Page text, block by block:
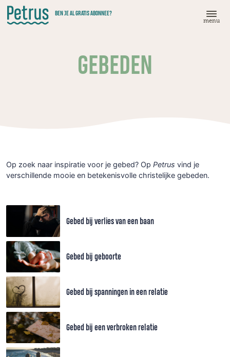
Doorgaan
naar
hoofdinhoud
BEN JE AL GRATIS ABONNEE?
menu
GEBEDEN
Op zoek naar inspiratie voor je gebed? Op Petrus vind je
verschillende mooie en betekenisvolle christelijke gebeden.
Gebed bij verlies van een baan
Gebed bij geboorte
Gebed bij spanningen in een relatie
Gebed bij een verbroken relatie